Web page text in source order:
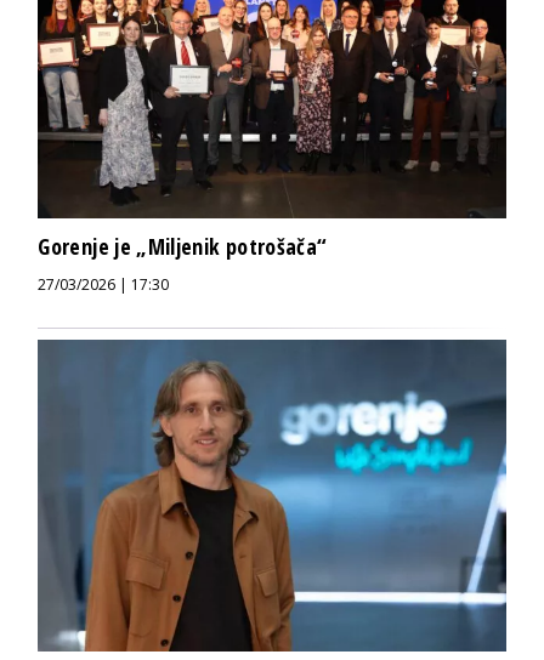
Gorenje je „Miljenik potrošača“
27/03/2026 | 17:30